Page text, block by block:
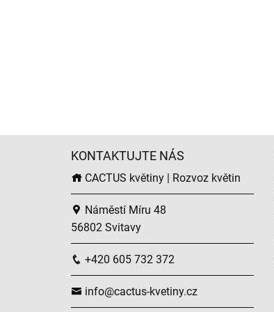
KONTAKTUJTE NÁS
CACTUS květiny | Rozvoz květin
Náměstí Míru 48
56802 Svitavy
+420 605 732 372
info@cactus-kvetiny.cz